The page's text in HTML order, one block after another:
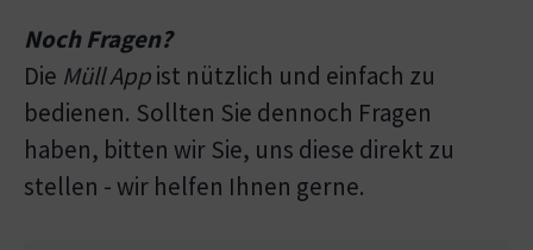
Noch Fragen?
Die Müll Appist nützlich und einfach zu
bedienen. Sollten Sie dennoch Fragen
haben, bitten wir Sie, uns diese direkt zu
stellen - wir helfen Ihnen gerne.